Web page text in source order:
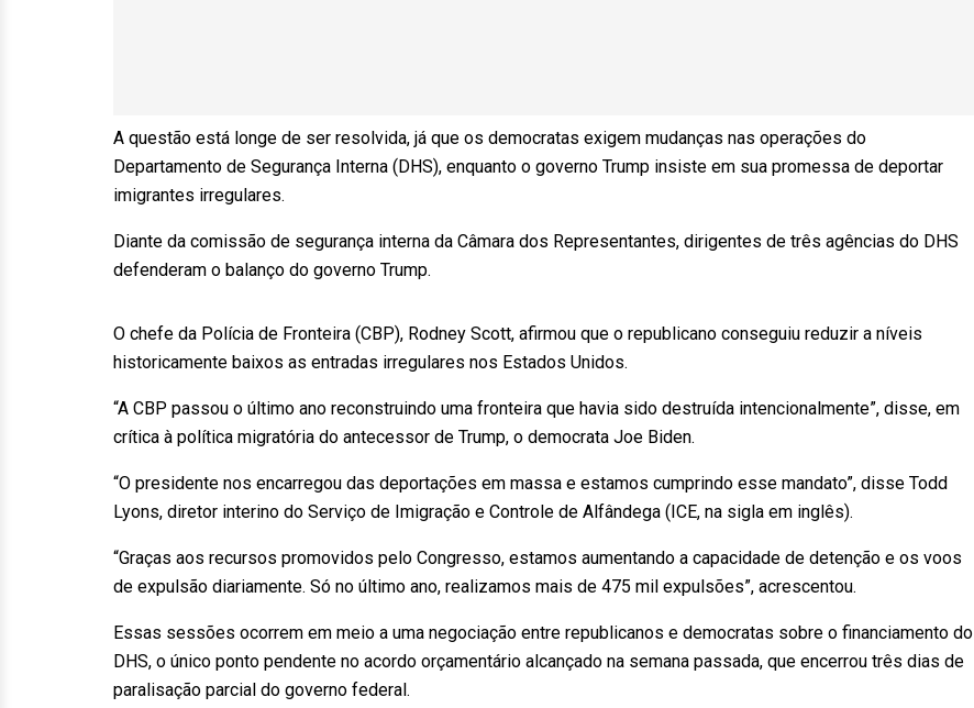
A questão está longe de ser resolvida, já que os democratas exigem mudanças nas operações do
Departamento de Segurança Interna (DHS), enquanto o governo Trump insiste em sua promessa de deportar
imigrantes irregulares.
Diante da comissão de segurança interna da Câmara dos Representantes, dirigentes de três agências do DHS
defenderam o balanço do governo Trump.
O chefe da Polícia de Fronteira (CBP), Rodney Scott, afirmou que o republicano conseguiu reduzir a níveis
historicamente baixos as entradas irregulares nos Estados Unidos.
“A CBP passou o último ano reconstruindo uma fronteira que havia sido destruída intencionalmente”, disse, em
crítica à política migratória do antecessor de Trump, o democrata Joe Biden.
“O presidente nos encarregou das deportações em massa e estamos cumprindo esse mandato”, disse Todd
Lyons, diretor interino do Serviço de Imigração e Controle de Alfândega (ICE, na sigla em inglês).
“Graças aos recursos promovidos pelo Congresso, estamos aumentando a capacidade de detenção e os voos
de expulsão diariamente. Só no último ano, realizamos mais de 475 mil expulsões”, acrescentou.
Essas sessões ocorrem em meio a uma negociação entre republicanos e democratas sobre o financiamento do
DHS, o único ponto pendente no acordo orçamentário alcançado na semana passada, que encerrou três dias de
paralisação parcial do governo federal.